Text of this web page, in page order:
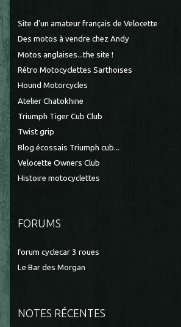
Site d'un amateur français de Velocette
Des motos à vendre chez Andy
Motos anglaises...the site !
Rétro Motocyclettes Sarthoises
Hound Motorcycles
Atelier Chatokhine
Triumph Tiger Cub Club
Twist grip
Blog écossais Triumph cub...
Velocette Owners Club
Histoire motocyclettes
FORUMS
forum cyclecar 3 roues
Le Bar des Morgan
NOTES RÉCENTES